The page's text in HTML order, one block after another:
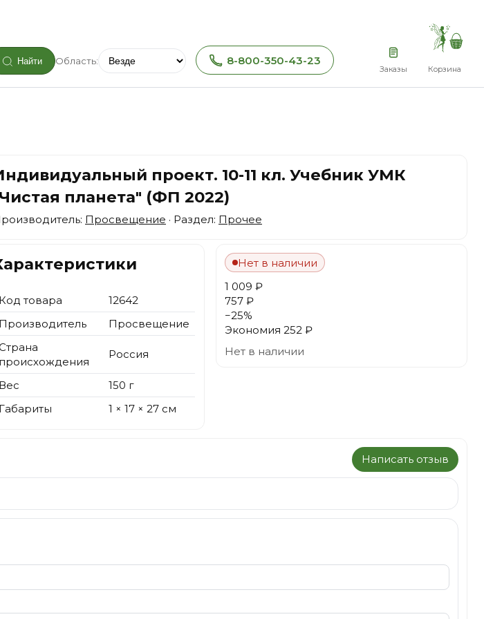
Найти Область: 8-800-350-43-23
Заказы Корзина
проект. 10-11 кл. Учебник УМК
планета" (ФП 2022)
Просвещение · Раздел: Прочее
Код товара
12642
Производитель
Просвещение
происхождения
Россия
Вес
150 г
Габариты
1 × 17 × 27 см
Нет в наличии
1 009 ₽
757 ₽
−25%
Экономия 252 ₽
Нет в наличии
Написать отзыв